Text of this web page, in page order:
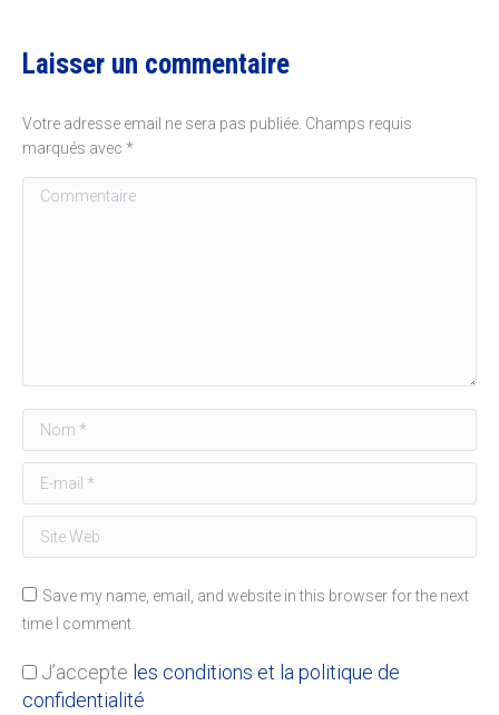
Facebook
X
Pinterest
Laisser un commentaire
Votre adresse email ne sera pas publiée. Champs requis
marqués avec *
Commentaire
Nom *
E-mail *
Site Web
Save my name, email, and website in this browser for the next
time I comment.
J’accepte les conditions et la politique de
confidentialité